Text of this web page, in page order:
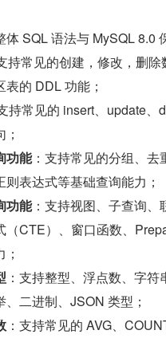
体 SQL 语法与 MySQL 8.0
持常见的创建，修改，删
表的 DDL 功能；
持常见的 insert、update、
功能：支持常见的分组、去
则表达式等基础查询能力；
功能：支持视图、子查询、
（CTE）、窗口函数、
：支持整型、浮点数、字
、二进制、JSON 类型；
：支持常见的 AVG、